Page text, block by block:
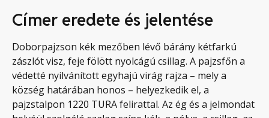
Címer eredete és jelentése
Doborpajzson kék mezőben lévő bárány kétfarkú
zászlót visz, feje fölött nyolcágú csillag. A pajzsfőn a
védetté nyilvánított egyhajú virág rajza – mely a
község határában honos – helyezkedik el, a
pajzstalpon 1220 TURA felirattal. Az ég és a jelmondat